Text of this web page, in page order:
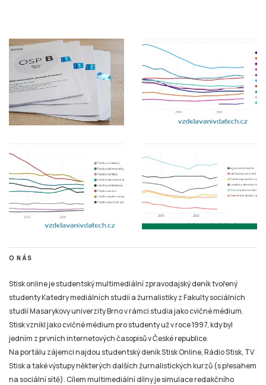
O NÁS
Stisk online je studentský multimediální zpravodajský deník tvořený
studenty Katedry mediálních studií a žurnalistiky z Fakulty sociálních
studií Masarykovy univerzity Brno v rámci studia jako cvičné médium.
Stisk vznikl jako cvičné médium pro studenty už v roce 1997, kdy byl
jedním z prvních internetových časopisů v České republice.
Na portálu zájemci najdou studentský deník Stisk Online, Rádio Stisk, TV
Stisk a také výstupy některých dalších žurnalistických kurzů (s přesahem
na sociální sítě). Cílem multimediální dílny je simulace redakčního